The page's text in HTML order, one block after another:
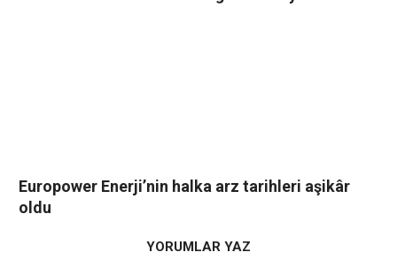
Europower Enerji’nin halka arz tarihleri aşikâr
oldu
YORUMLAR YAZ